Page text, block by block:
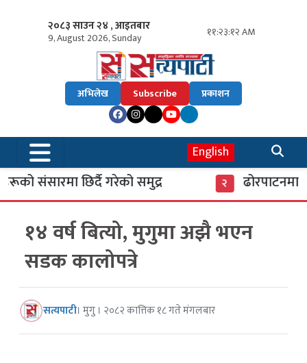
२०८३ साउन २४ , आइतबार
9, August 2026, Sunday ११:२३:१३ AM
अभिलेख Subscribe प्रकाशन
English
संसारमा छिर्दै गरेको समुद्र ढोरपाटनमा
१४ वर्ष बित्यो, मुगुमा अझै भएन
सडक कालोपत्रे
सत्यपाटी। मुगु । २०८२ कात्तिक १८ गते मंगलबार